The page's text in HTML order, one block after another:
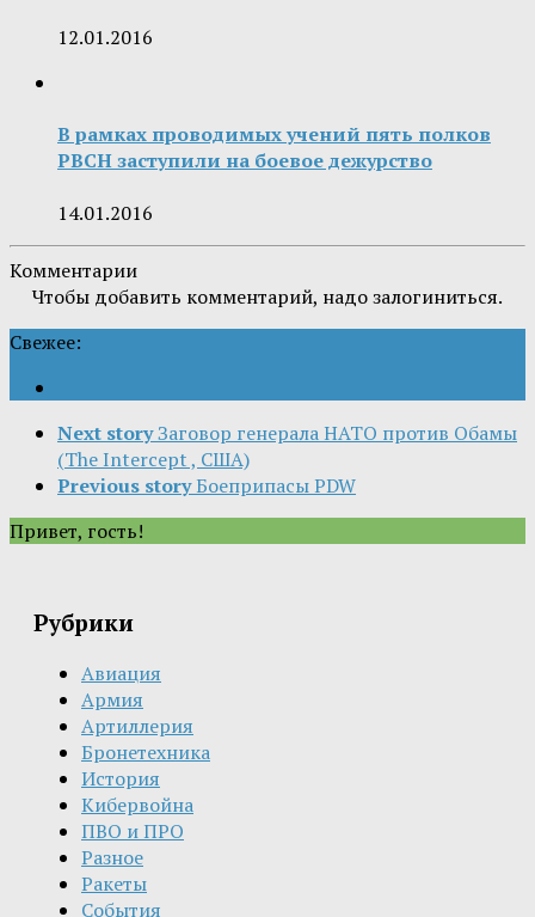
12.01.2016
В рамках проводимых учений пять полков
РВСН заступили на боевое дежурство
14.01.2016
Комментарии
Чтобы добавить комментарий, надо залогиниться.
Свежее:
Next storyЗаговор генерала НАТО против Обамы
(The Intercept , США)
Previous storyБоеприпасы PDW
Привет, гость!
Рубрики
Авиация
Армия
Артиллерия
Бронетехника
История
Кибервойна
ПВО и ПРО
Разное
Ракеты
События